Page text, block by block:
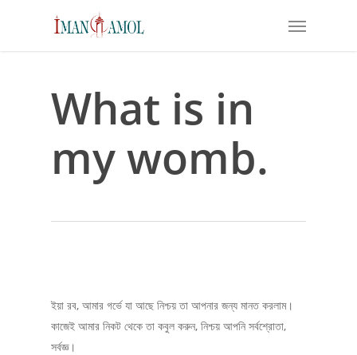
Menu
What is in
my womb.
ইয়া রব, আমার গর্ভে যা আছে নিশ্চয় তা আপনার জন্য মানত করলাম।
কাজেই আমার নিকট থেকে তা কবুল করুন, নিশ্চয় আপনি সর্বশ্রোতা,
সর্বজ্ঞ।